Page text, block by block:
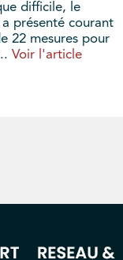
difficile, le
présenté courant
22 mesures pour
Voir l'article